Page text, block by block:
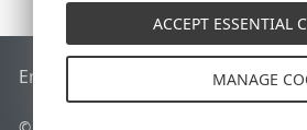
End of Life ESET 論壇
ACCEPT ESSENTIAL
MANAGE